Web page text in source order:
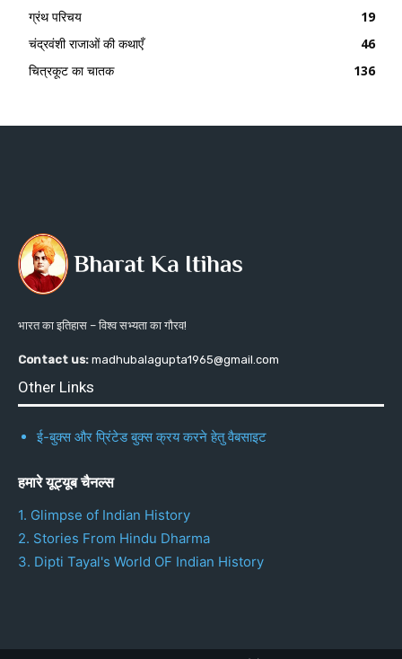
ग्रंथ परिचय
19
चंद्रवंशी राजाओं की कथाएँ
46
चित्रकूट का चातक
136
भारत का इतिहास – विश्व सभ्यता का गौरव!
Contact us: madhubalagupta1965@gmail.com
Other Links
ई-बुक्स और प्रिंटेड बुक्स क्रय करने हेतु वैबसाइट
हमारे यूट्यूब चैनल्स
1. Glimpse of Indian History
2. Stories From Hindu Dharma
3. Dipti Tayal's World OF Indian History